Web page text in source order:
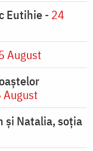
Eutihie- 24
August
August
şi Natalia, soţia